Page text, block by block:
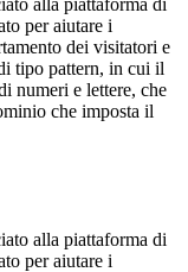
alla piattaforma di
per aiutare i
dei visitatori e
tipo pattern, in cui il
numeri e lettere, che
che imposta il
alla piattaforma di
per aiutare i